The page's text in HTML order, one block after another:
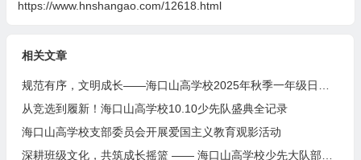
https://www.hnshangao.com/12618.html
相关文章
从竞选到履新！海口山高学校10.10少先队盛典全记录
海口山高学校支部委员会开展爱国主义教育观影活动